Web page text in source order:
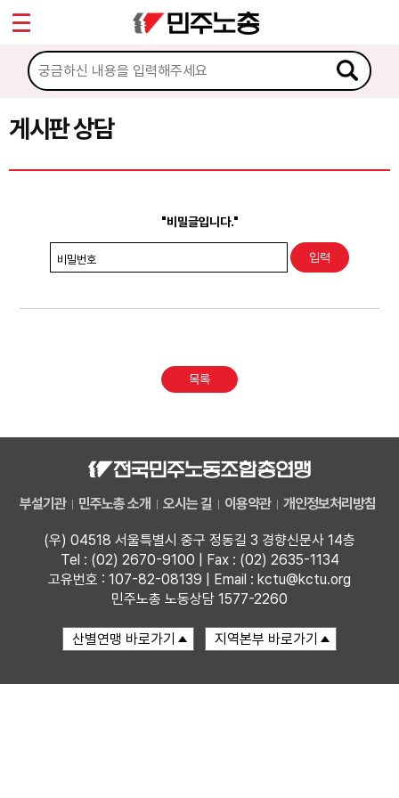
게시판 상담
"비밀글입니다."
비밀번호
목록
부설기관 민주노총 소개 오시는 길 이용약관 개인정보처리방침
(우) 04518 서울특별시 중구 정동길 3 경향신문사 14층
Tel : (02) 2670-9100 | Fax : (02) 2635-1134
고유번호 : 107-82-08139 | Email : kctu@kctu.org
민주노총 노동상담 1577-2260
마이페이지
소개
소식
노동상담
권리찾기수첩 검색
찾아보기
Sketchbook5, 스케치북5
Sketchbook5, 스케치북5